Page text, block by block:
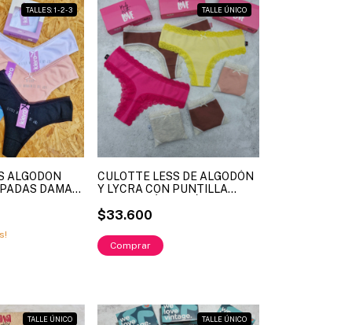
TALLES: 1 - 2 - 3
ALGODON
DAMA
TALLE ÚNICO
CULOTTE LESS DE ALGODÓN
Y LYCRA CON PUNTILLA
SAYKA ART. 103 (X DOCENA)
$33.600
TALLE ÚNICO TALLE ÚNICO